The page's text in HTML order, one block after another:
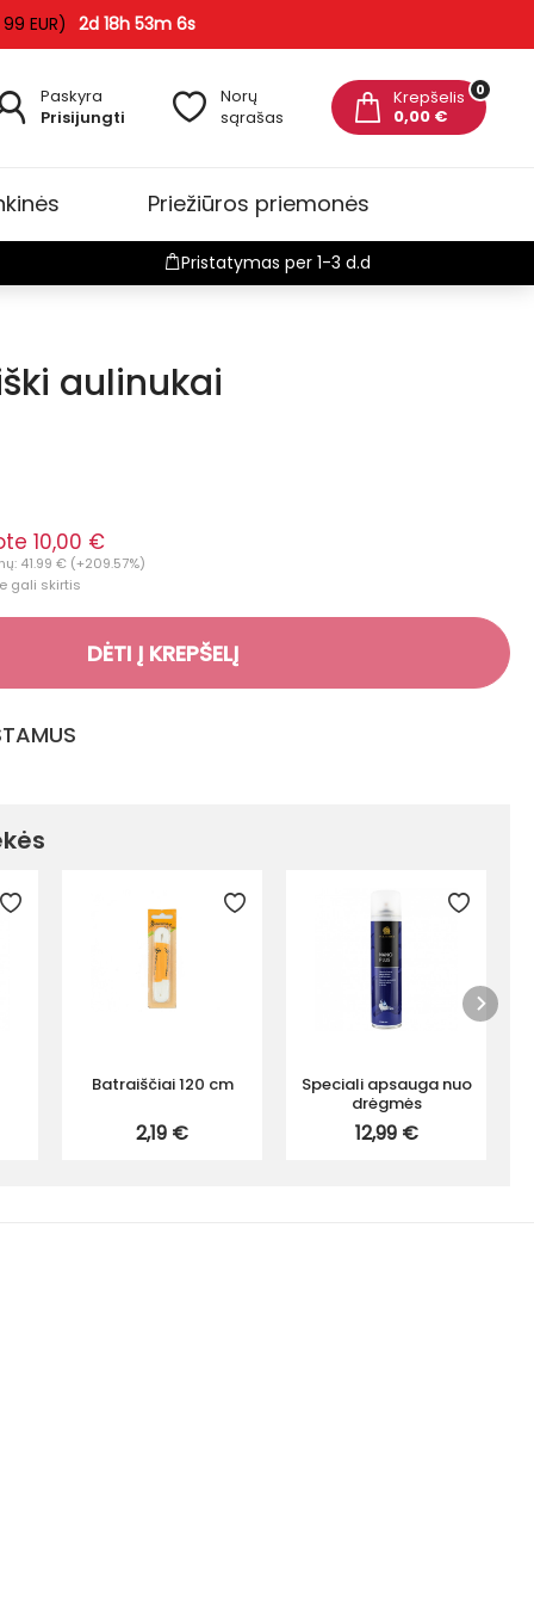
EUR) 2d 18h 53m 5s
Paskyra
Prisijungti
Norų
sąrašas
0
Krepšelis
0,00 €
Priežiūros priemonės
Pristatymas per 1-3 d.d
aulinukai
10,00 €
41.99 € (+209.57%)
gali skirtis
DĖTI Į KREPŠELĮ
Batraiščiai 120 cm
2,19 €
Speciali apsauga nuo
drėgmės
12,99 €